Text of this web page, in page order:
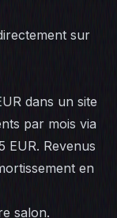
sur
dans un site
par mois via
EUR. Revenus
en
salon.